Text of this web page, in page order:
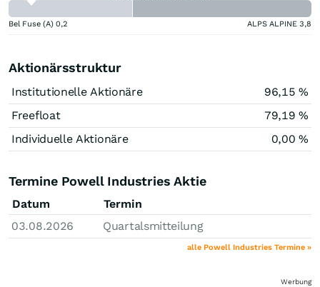
Bel Fuse (A) 0,2 ALPS ALPINE 3,8
Aktionärsstruktur
Institutionelle Aktionäre
96,15 %
Freefloat
79,19 %
Individuelle Aktionäre
0,00 %
Termine Powell Industries Aktie
Datum
Termin
03.08.2026
Quartalsmitteilung
alle Powell Industries Termine »
Werbung